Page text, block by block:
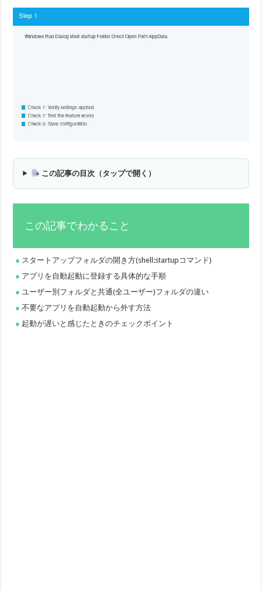
この記事の目次（タップで開く）
この記事でわかること
スタートアップフォルダの開き方(shell:startupコマンド)
アプリを自動起動に登録する具体的な手順
ユーザー別フォルダと共通(全ユーザー)フォルダの違い
不要なアプリを自動起動から外す方法
起動が遅いと感じたときのチェックポイント